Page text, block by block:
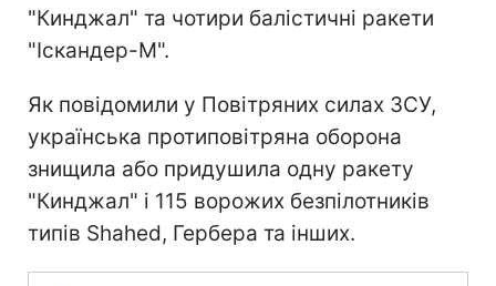
"Кинджал" та чотири балістичні ракети
"Іскандер-М".
Як повідомили у Повітряних силах ЗСУ,
українська протиповітряна оборона
знищила або придушила одну ракету
"Кинджал" і 115 ворожих безпілотників
типів Shahed, Гербера та інших.